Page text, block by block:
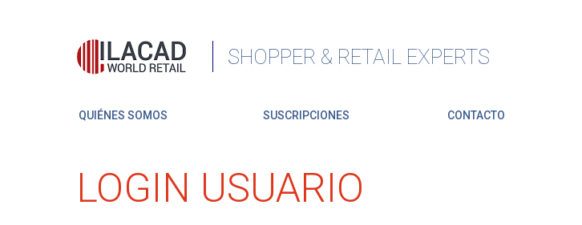
SHOPPER & RETAIL EXPERTS
QUIÉNES SOMOS SUSCRIPCIONES CONTACTO
LOGIN USUARIO